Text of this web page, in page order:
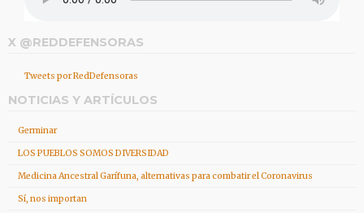
X @REDDEFENSORAS
Tweets por RedDefensoras
NOTICIAS Y ARTÍCULOS
Germinar
LOS PUEBLOS SOMOS DIVERSIDAD
Medicina Ancestral Garífuna, alternativas para combatir el Coronavirus
Sí, nos importan